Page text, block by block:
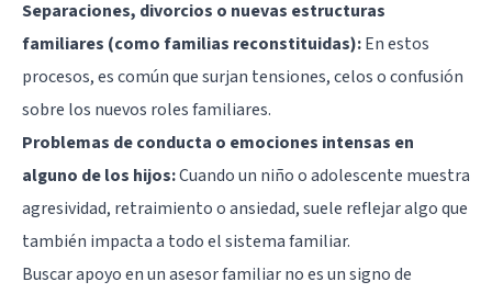
Separaciones, divorcios o nuevas estructuras
familiares (como familias reconstituidas):En estos
procesos, es común que surjan tensiones, celos o confusión
sobre los nuevos roles familiares.
Problemas de conducta o emociones intensas en
alguno de los hijos:Cuando un niño o adolescente muestra
agresividad, retraimiento o ansiedad, suele reflejar algo que
también impacta a todo el sistema familiar.
Buscar apoyo en un asesor familiar no es un signo de